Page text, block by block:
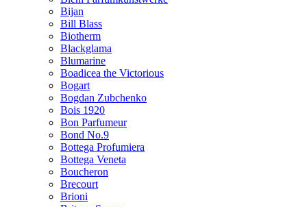
Bijan
Bill Blass
Biotherm
Blackglama
Blumarine
Boadicea the Victorious
Bogart
Bogdan Zubchenko
Bois 1920
Bon Parfumeur
Bond No.9
Bottega Profumiera
Bottega Veneta
Boucheron
Brecourt
Brioni